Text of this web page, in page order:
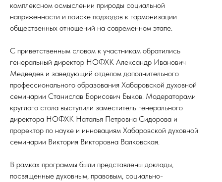
комплексном осмыслении природы социальной
напряженности и поиске подходов к гармонизации
общественных отношений на современном этапе.
С приветственным словом к участникам обратились
генеральный директор НОФХК Александр Иванович
Медведев и заведующий отделом дополнительного
профессионального образования Хабаровской духовной
семинарии Станислав Борисович Быков. Модераторами
круглого стола выступили заместитель генерального
директора НОФХК Наталья Петровна Сидорова и
проректор по науке и инновациям Хабаровской духовной
семинарии Виктория Викторовна Валковская.
В рамках программы были представлены доклады,
посвященные духовным, правовым, социально-